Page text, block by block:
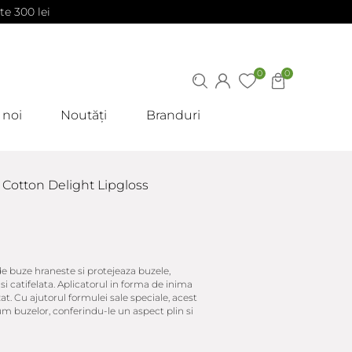
300 lei
0
0
noi Noutăți Branduri
Cotton Delight Lipgloss
buze hraneste si protejeaza buzele,
catifelata. Aplicatorul in forma de inima
Cu ajutorul formulei sale speciale, acest
buzelor, conferindu-le un aspect plin si